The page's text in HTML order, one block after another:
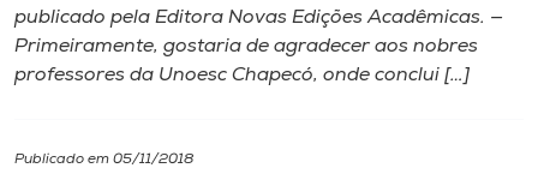
Internacionalização
publicado pela Editora Novas Edições Acadêmicas. —
Primeiramente, gostaria de agradecer aos nobres
professores da Unoesc Chapecó, onde conclui […]
Publicado em 05/11/2018